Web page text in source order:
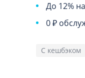
До 12%
0 ₽
С кешбэком